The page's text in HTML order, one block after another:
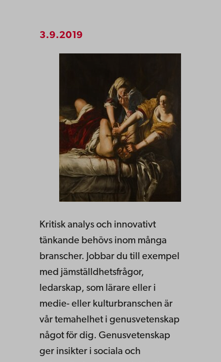
3.9.2019
Kritisk analys och innovativt
tänkande behövs inom många
branscher. Jobbar du till exempel
med jämställdhetsfrågor,
ledarskap, som lärare eller i
medie- eller kulturbranschen är
vår temahelhet i genusvetenskap
något för dig. Genusvetenskap
ger insikter i sociala och